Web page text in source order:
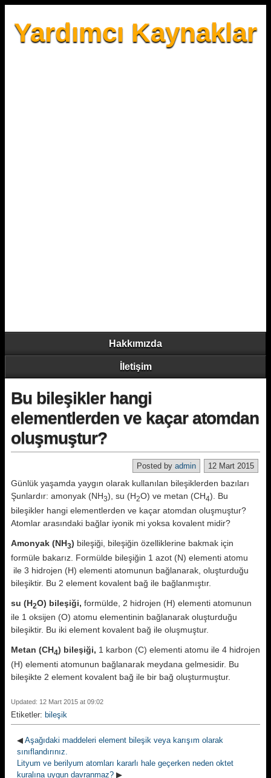
Yardımcı Kaynaklar
Hakkımızda
İletişim
Bu bileşikler hangi
elementlerden ve kaçar atomdan
oluşmuştur?
12 Mart 2015
Posted by admin
Günlük yaşamda yaygın olarak kullanılan bileşiklerden bazıları
Şunlardır: amonyak (NH3), su (H2O) ve metan (CH4). Bu
bileşikler hangi elementlerden ve kaçar atomdan oluşmuştur?
Atomlar arasındaki bağlar iyonik mi yoksa kovalent midir?
Amonyak (NH3) bileşiği, bileşiğin özelliklerine bakmak için
formüle bakarız. Formülde bileşiğin 1 azot (N) elementi atomu
ile 3 hidrojen (H) elementi atomunun bağlanarak, oluşturduğu
bileşiktir. Bu 2 element kovalent bağ ile bağlanmıştır.
su (H2O) bileşiği, formülde, 2 hidrojen (H) elementi atomunun
ile 1 oksijen (O) atomu elementinin bağlanarak oluşturduğu
bileşiktir. Bu iki element kovalent bağ ile oluşmuştur.
Metan (CH4) bileşiği, 1 karbon (C) elementi atomu ile 4 hidrojen
(H) elementi atomunun bağlanarak meydana gelmesidir. Bu
bileşikte 2 element kovalent bağ ile bir bağ oluşturmuştur.
Updated: 12 Mart 2015 at 09:02
Etiketler: bileşik
◀ Aşağıdaki maddeleri element bileşik veya karışım olarak
sınıflandırınız.
Lityum ve berilyum atomları kararlı hale geçerken neden oktet
kuralına uygun davranmaz? ▶